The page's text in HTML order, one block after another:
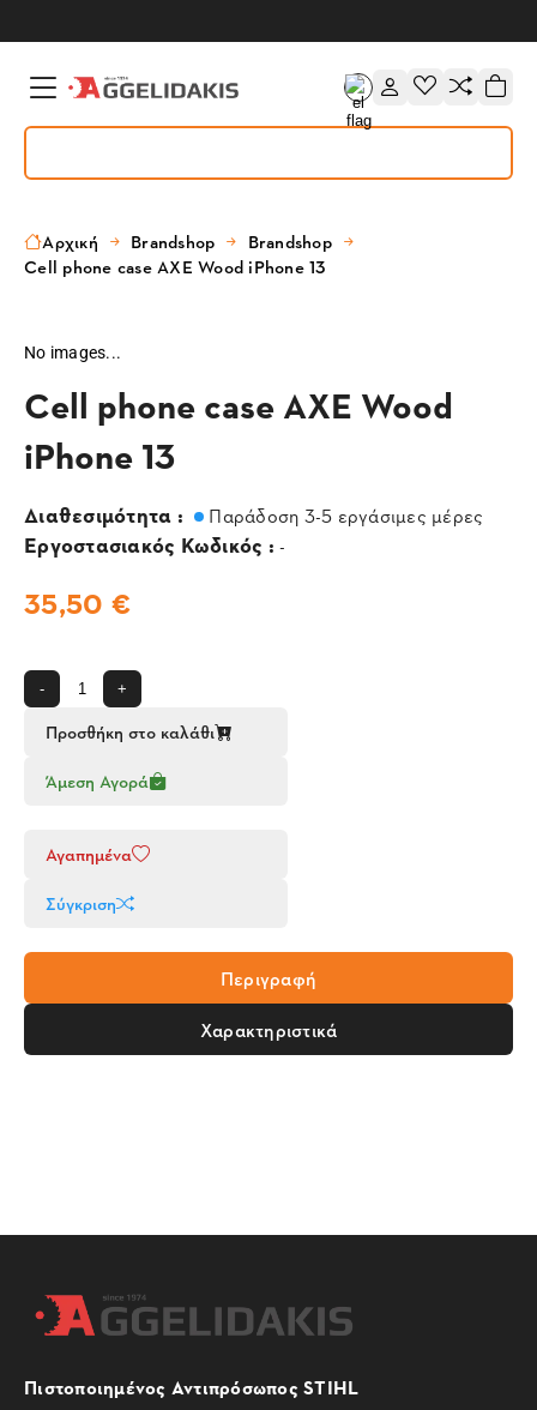
Αρχική Brandshop
Brandshop
Cell phone case AXE Wood iPhone 13
No images...
Cell phone case AXE Wood
iPhone 13
Διαθεσιμότητα : Παράδοση 3-5 εργάσιμες μέρες
Εργοστασιακός Κωδικός : -
35,50 €
- +
Προσθήκη στο καλάθι
Άμεση Αγορά
Αγαπημένα
Σύγκριση
Περιγραφή
Χαρακτηριστικά
Πιστοποιημένος Αντιπρόσωπος STIHL